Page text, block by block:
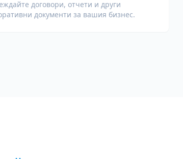
договори, отчети и други
документи за вашия бизнес.